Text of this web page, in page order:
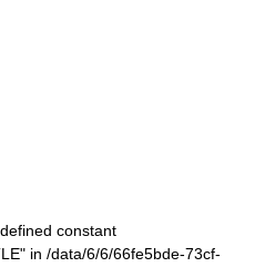
constant
in /data/6/6/66fe5bde-73cf-